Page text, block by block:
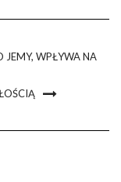
JEMY, WPŁYWA NA